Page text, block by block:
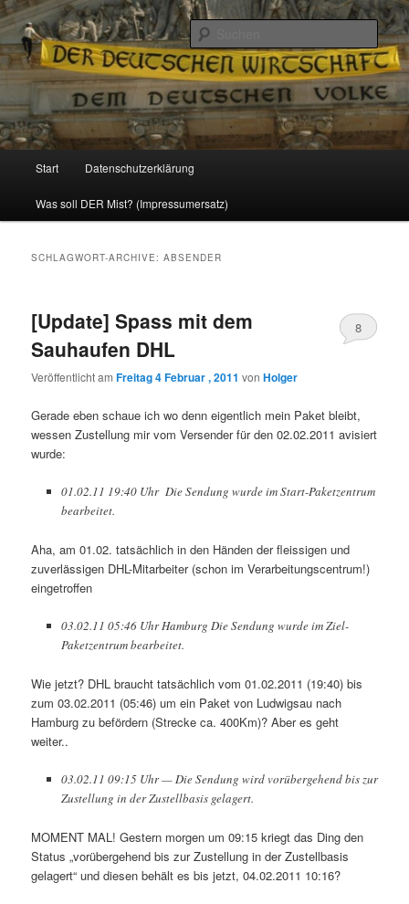
Reizzentrum
Politik, Wirtschaft, Soziales und Gesellschaft
Zum
Inhalt
Zum
sekundären
Start Datenschutzerklärung
Was soll DER Mist? (Impressumersatz)
SCHLAGWORT-ARCHIVE:ABSENDER
[Update] Spass mit dem
Sauhaufen DHL
Veröffentlicht amFreitag 4 Februar , 2011 vonHolger
8
Gerade eben schaue ich wo denn eigentlich mein Paket bleibt,
wessen Zustellung mir vom Versender für den 02.02.2011 avisiert
wurde:
01.02.11 19:40 Uhr Die Sendung wurde im Start-Paketzentrum
bearbeitet.
Aha, am 01.02. tatsächlich in den Händen der fleissigen und
zuverlässigen DHL-Mitarbeiter (schon im Verarbeitungscentrum!)
eingetroffen
03.02.11 05:46 Uhr Hamburg Die Sendung wurde im Ziel-
Paketzentrum bearbeitet.
Wie jetzt? DHL braucht tatsächlich vom 01.02.2011 (19:40) bis
zum 03.02.2011 (05:46) um ein Paket von Ludwigsau nach
Hamburg zu befördern (Strecke ca. 400Km)? Aber es geht
weiter..
03.02.11 09:15 Uhr — Die Sendung wird vorübergehend bis zur
Zustellung in der Zustellbasis gelagert.
MOMENT MAL! Gestern morgen um 09:15 kriegt das Ding den
Status „vorübergehend bis zur Zustellung in der Zustellbasis
gelagert“ und diesen behält es bis jetzt, 04.02.2011 10:16?